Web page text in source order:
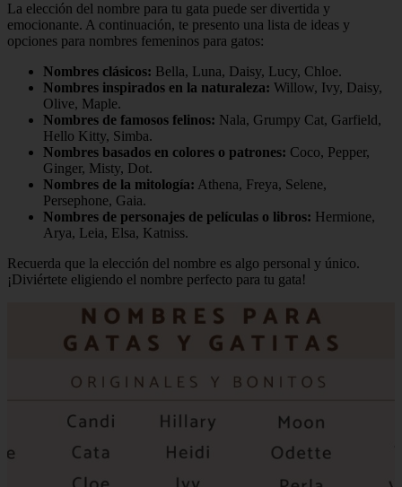
La elección del nombre para tu gata puede ser divertida y
emocionante. A continuación, te presento una lista de ideas y
opciones para nombres femeninos para gatos:
Nombres clásicos: Bella, Luna, Daisy, Lucy, Chloe.
Nombres inspirados en la naturaleza: Willow, Ivy, Daisy,
Olive, Maple.
Nombres de famosos felinos: Nala, Grumpy Cat, Garfield,
Hello Kitty, Simba.
Nombres basados en colores o patrones: Coco, Pepper,
Ginger, Misty, Dot.
Nombres de la mitología: Athena, Freya, Selene,
Persephone, Gaia.
Nombres de personajes de películas o libros: Hermione,
Arya, Leia, Elsa, Katniss.
Recuerda que la elección del nombre es algo personal y único.
¡Diviértete eligiendo el nombre perfecto para tu gata!